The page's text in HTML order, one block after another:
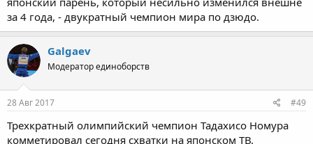
за 4 года, - двукратный чемпион мира по дзюдо.
Galgaev
Модератор единоборств
28 Авг 2017 #49
Трехкратный олимпийский чемпион Тадахисо Номура
комметировал сегодня схватки на японском ТВ.